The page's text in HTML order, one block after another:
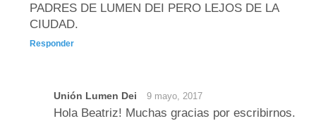
PADRES DE LUMEN DEI PERO LEJOS DE LA
CIUDAD.
Responder
Unión Lumen Dei 9 mayo, 2017
Hola Beatriz! Muchas gracias por escribirnos.